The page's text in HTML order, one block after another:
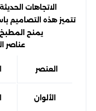
الاتجاهات
تتميز هذه التصاميم
يمنح
عناصر
العنصر
الألوان